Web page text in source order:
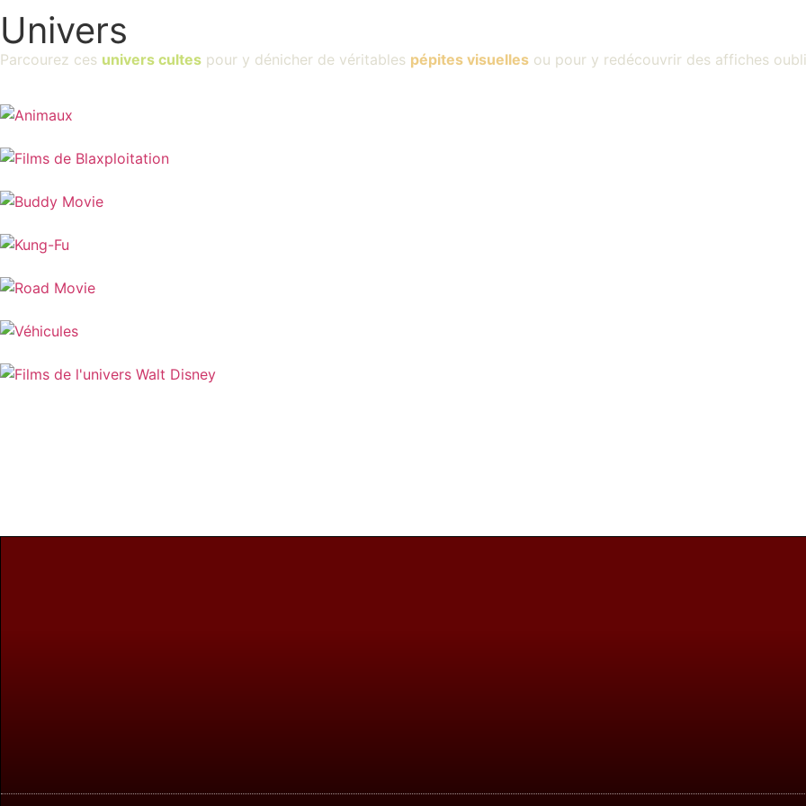
Univers
Parcourez ces univers cultes pour y dénicher de véritables pépites visuelles ou pour y redécouvrir des affiches